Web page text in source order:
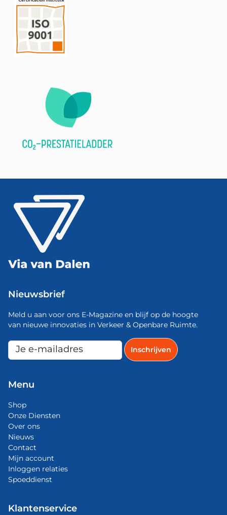
Nieuwsbrief
Meld u aan voor ons E-Magazine en blijf op de hoogte
van nieuwe innovaties in Verkeer & Openbare Ruimte.
Menu
Shop
Onze Diensten
Over ons
Nieuws
Contact
Mijn account
Inloggen relaties
Spoeddienst
Klantenservice